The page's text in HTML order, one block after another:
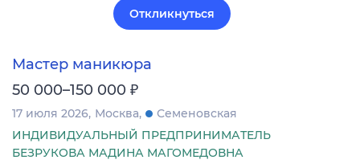
Откликнуться
Мастер маникюра
50 000–150 000 ₽
17 июля 2026 Москва
Семеновская
ИНДИВИДУАЛЬНЫЙ ПРЕДПРИНИМАТЕЛЬ
БЕЗРУКОВА МАДИНА МАГОМЕДОВНА